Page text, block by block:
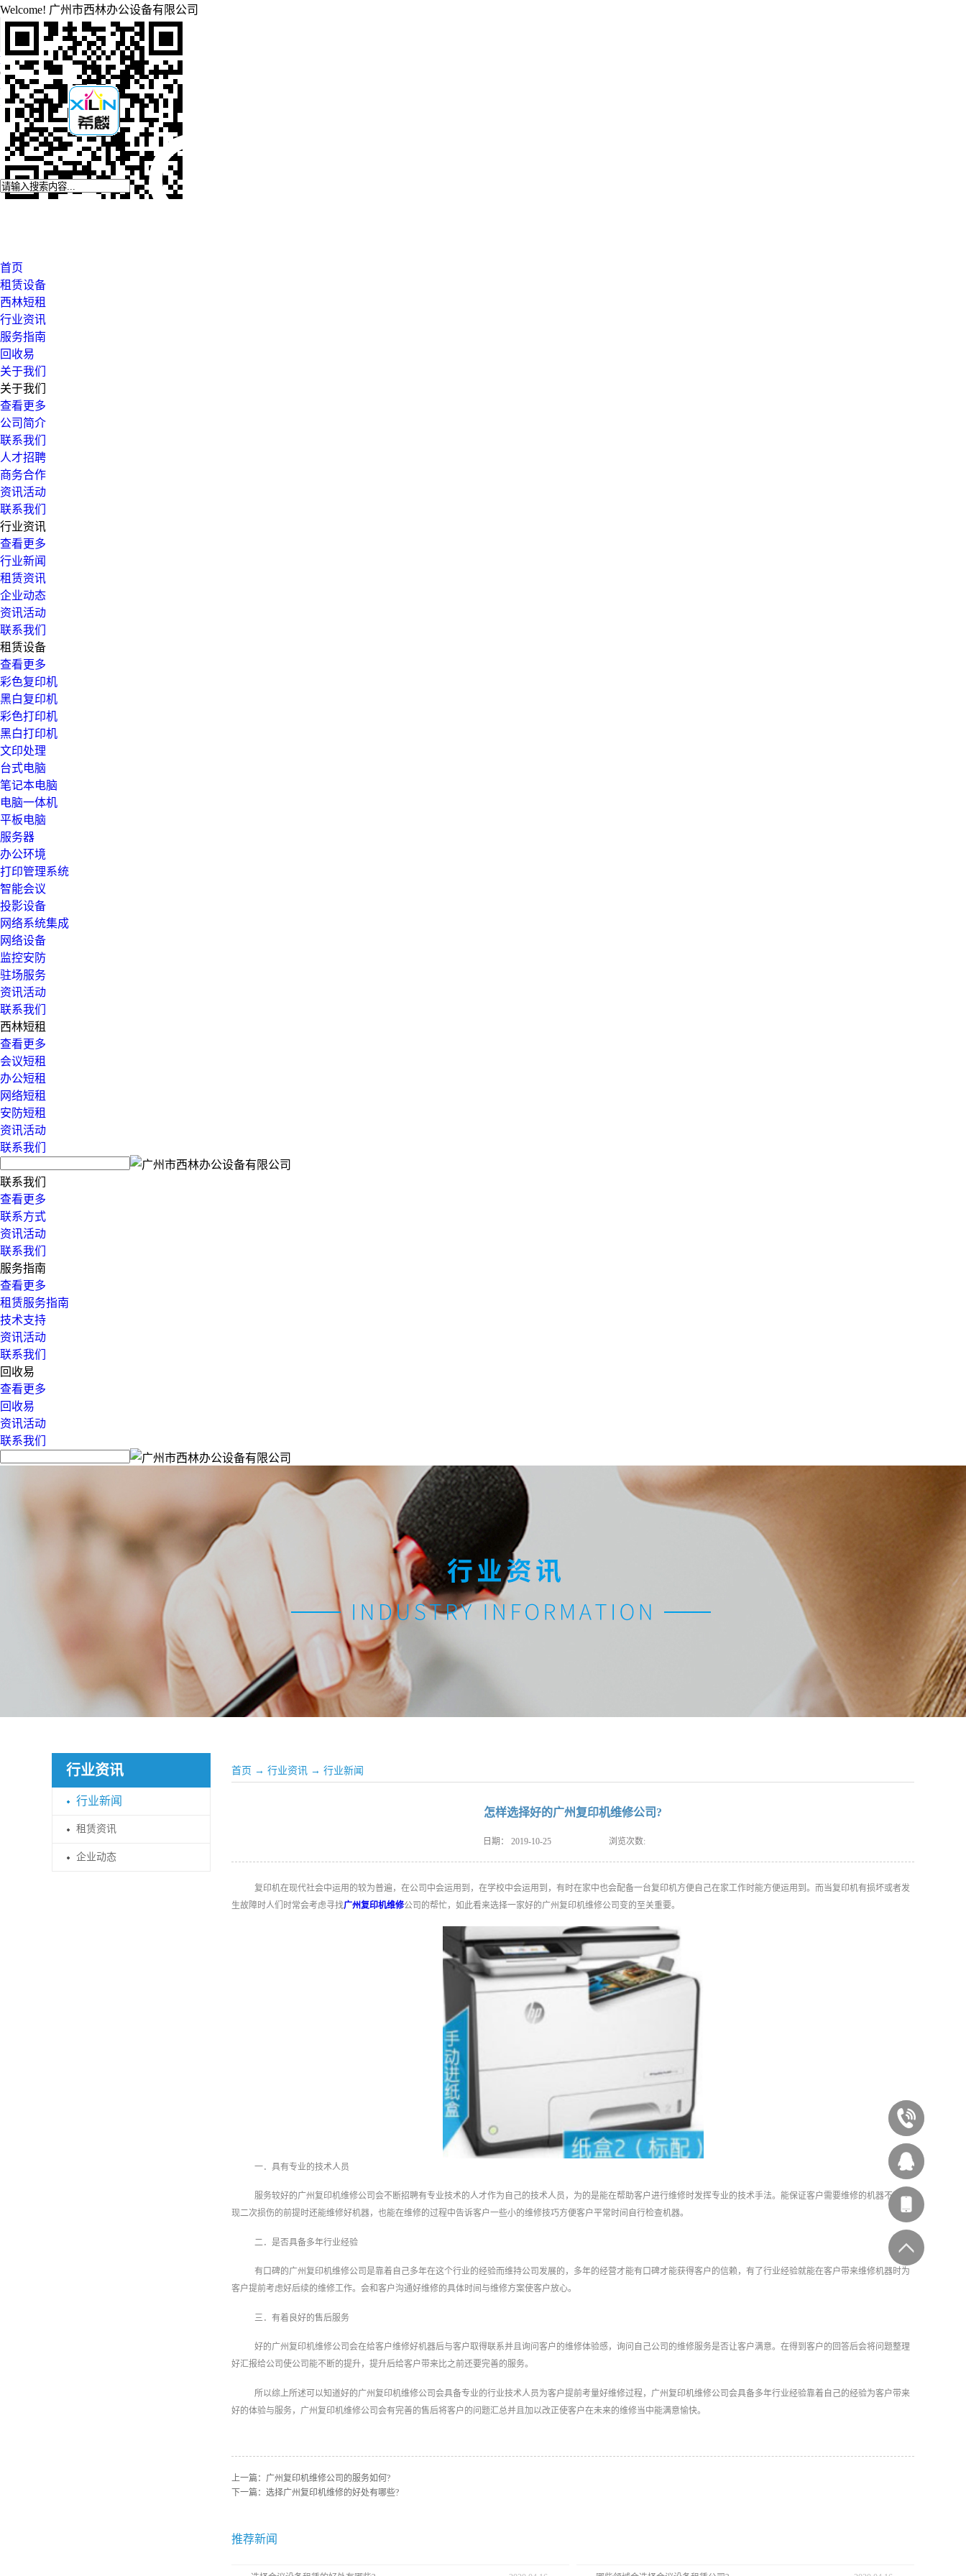
Welcome! 广州市西林办公设备有限公司
EMAIL
2881630378@QQ.com
CALL NOW
020-87545929
登录
注册
首页
租赁设备
西林短租
行业资讯
服务指南
回收易
关于我们
关于我们
查看更多
公司简介
联系我们
人才招聘
商务合作
资讯活动
联系我们
行业资讯
查看更多
行业新闻
租赁资讯
企业动态
资讯活动
联系我们
租赁设备
查看更多
彩色复印机
黑白复印机
彩色打印机
黑白打印机
文印处理
台式电脑
笔记本电脑
电脑一体机
平板电脑
服务器
办公环境
打印管理系统
智能会议
投影设备
网络系统集成
网络设备
监控安防
驻场服务
资讯活动
联系我们
西林短租
查看更多
会议短租
办公短租
网络短租
安防短租
资讯活动
联系我们
联系我们
查看更多
联系方式
资讯活动
联系我们
服务指南
查看更多
租赁服务指南
技术支持
资讯活动
联系我们
回收易
查看更多
回收易
资讯活动
联系我们
行业资讯
行业新闻
租赁资讯
企业动态
首页 → 行业资讯 → 行业新闻
怎样选择好的广州复印机维修公司?
日期： 2019-10-25 浏览次数:
复印机在现代社会中运用的较为普遍，在公司中会运用到，在学校中会运用到，有时在家中也会配备一台复印机方便自己在家工作时能方便运用到。而当复印机有损坏或者发
生故障时人们时常会考虑寻找广州复印机维修公司的帮忙，如此看来选择一家好的广州复印机维修公司变的至关重要。
一．具有专业的技术人员
服务较好的广州复印机维修公司会不断招聘有专业技术的人才作为自己的技术人员，为的是能在帮助客户进行维修时发挥专业的技术手法。能保证客户需要维修的机器不会出
现二次损伤的前提时还能维修好机器，也能在维修的过程中告诉客户一些小的维修技巧方便客户平常时间自行检查机器。
二．是否具备多年行业经验
有口碑的广州复印机维修公司是靠着自己多年在这个行业的经验而维持公司发展的，多年的经营才能有口碑才能获得客户的信赖，有了行业经验就能在客户带来维修机器时为
客户提前考虑好后续的维修工作。会和客户沟通好维修的具体时间与维修方案使客户放心。
三．有着良好的售后服务
好的广州复印机维修公司会在给客户维修好机器后与客户取得联系并且询问客户的维修体验感，询问自己公司的维修服务是否让客户满意。在得到客户的回答后会将问题整理
好汇报给公司使公司能不断的提升，提升后给客户带来比之前还要完善的服务。
所以综上所述可以知道好的广州复印机维修公司会具备专业的行业技术人员为客户提前考量好维修过程，广州复印机维修公司会具备多年行业经验靠着自己的经验为客户带来
好的体验与服务，广州复印机维修公司会有完善的售后将客户的问题汇总并且加以改正使客户在未来的维修当中能满意愉快。
上一篇： 广州复印机维修公司的服务如何?
下一篇： 选择广州复印机维修的好处有哪些?
推荐新闻
020-
87545929
西
林办公
客服